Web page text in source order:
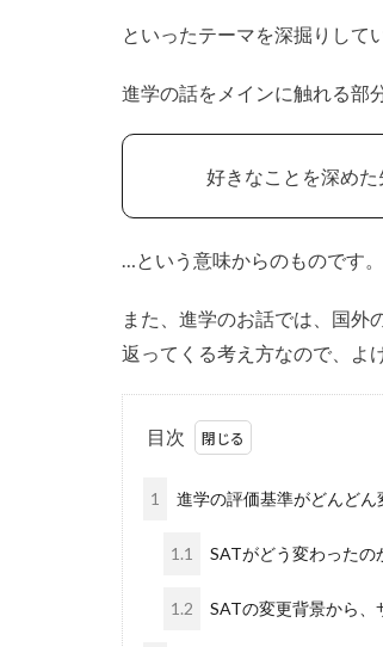
といったテーマを深掘りして
進学の話をメインに触れる部
好きなことを深め
…という意味からのものです。
また、進学のお話では、国外
返ってくる考え方なので、よ
目次
1 進学の評価基準がどんど
1.1 SATがどう変わったの
1.2 SATの変更背景から、